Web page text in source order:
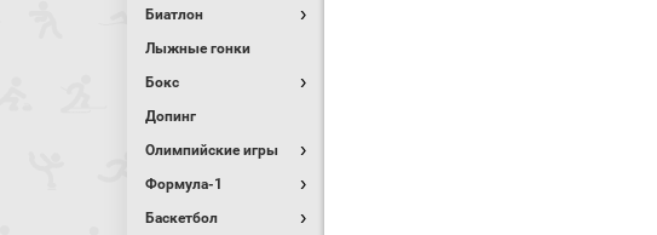
Биатлон
Лыжные гонки
Бокс
Допинг
Олимпийские игры
Формула-1
Баскетбол